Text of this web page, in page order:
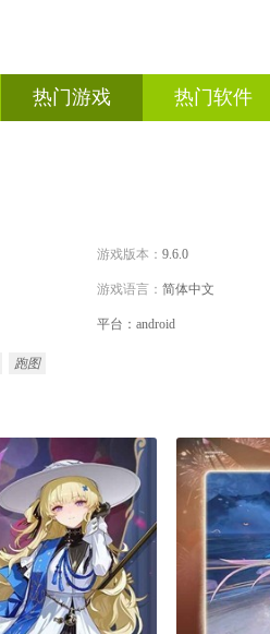
热门游戏 热门软件
游戏版本： 9.6.0
游戏语言： 简体中文
平台：android
跑图